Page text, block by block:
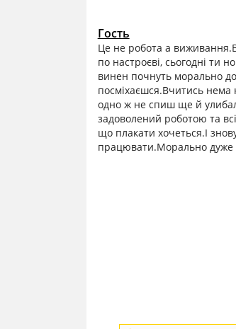
Гость
Це не робота а
по настроєві, сьогодні ти
винен почнуть морально
посміхаєшся.Вчитись нема
одно ж не спиш ще й
задоволений роботою та
що плакати хочеться.І
працювати.Морально дуже